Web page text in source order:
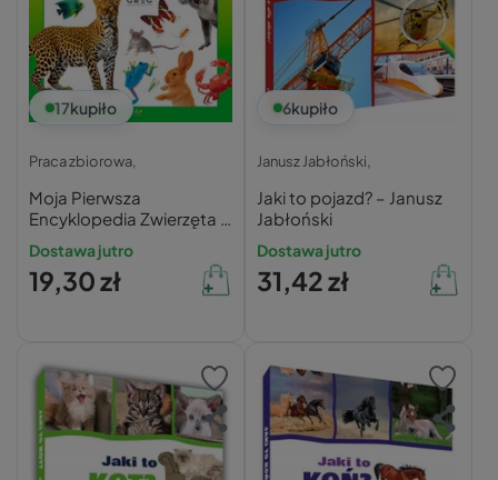
17kupiło
Praca zbiorowa,
Moja Pierwsza
Encyklopedia Zwierzęta -
GREG
Dostawa jutro
19,30 zł
6kupiło
Janusz Jabłoński,
Jaki to pojazd? – Janusz
Jabłoński
Dostawa jutro
31,42 zł